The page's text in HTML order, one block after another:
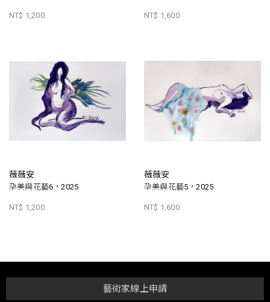
NT$ 1,200 NT$ 1,600
薇薇安
孕美與花藝6，2025
NT$ 1,200
薇薇安
孕美與花藝5，2025
NT$ 1,600
藝術家線上申請